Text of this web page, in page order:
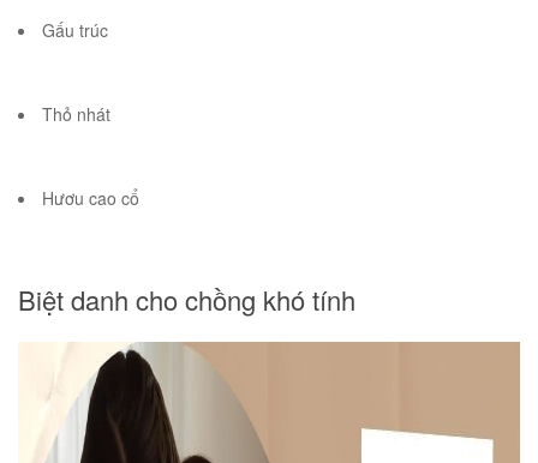
Gấu trúc
Thỏ nhát
Hươu cao cổ
Biệt danh cho chồng khó tính